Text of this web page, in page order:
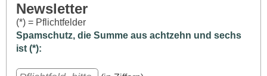
Newsletter
(*) = Pflichtfelder
Spamschutz, die Summe aus achtzehn und sechs
ist (*):